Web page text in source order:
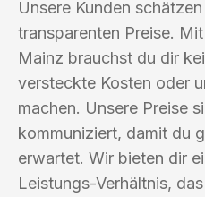
Unsere Kunden
transparenten Preise.
Mainz brauchst du dir
versteckte Kosten oder
machen. Unsere Preise
kommuniziert, damit du
erwartet. Wir bieten dir
Leistungs-Verhältnis,